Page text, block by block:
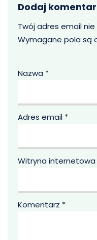
Dodaj
Twój adres email
Wymagane pola są
Nazwa *
Adres email *
Witryna internetowa
Komentarz *